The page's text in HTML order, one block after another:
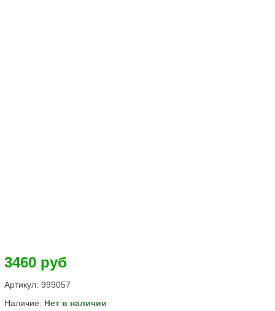
3460 руб
Артикул: 999057
Наличие: Нет в наличии